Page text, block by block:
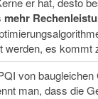
mehr
werden, es kommt
von
man, dass die